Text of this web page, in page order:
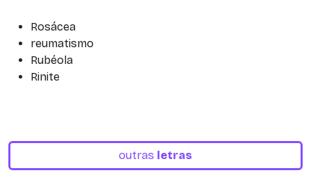
Rosácea
reumatismo
Rubéola
Rinite
outras letras